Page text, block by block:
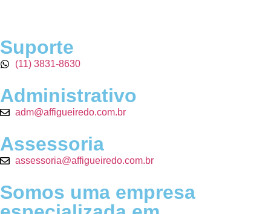
Suporte
(11) 3831-8630
Administrativo
adm@affigueiredo.com.br
Assessoria
assessoria@affigueiredo.com.br
Somos uma empresa